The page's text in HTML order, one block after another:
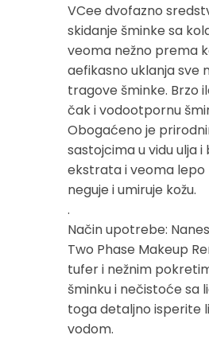
VCee dvofazno
skidanje šminke sa
veoma nežno prema
aefikasno uklanja sve
tragove šminke. Brzo
čak i vodootpornu
Obogaćeno je
sastojcima u vidu ulja i
ekstrata i veoma lepo
neguje i umiruje kožu.
.
Način upotrebe:
Two Phase Makeup
tufer i nežnim
šminku i nečistoće sa
toga detaljno isperite
vodom.